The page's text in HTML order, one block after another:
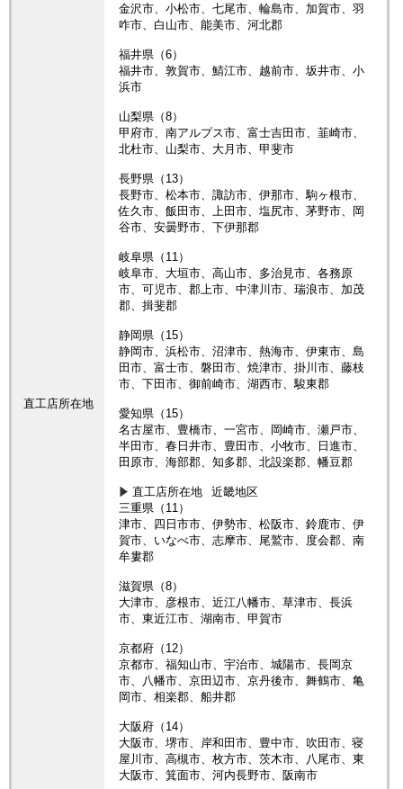
直工店所在地
金沢市、小松市、七尾市、輪島市、加賀市、羽
咋市、白山市、能美市、河北郡
福井県（6）
福井市、敦賀市、鯖江市、越前市、坂井市、小
浜市
山梨県（8）
甲府市、南アルプス市、富士吉田市、韮崎市、
北杜市、山梨市、大月市、甲斐市
長野県（13）
長野市、松本市、諏訪市、伊那市、駒ヶ根市、
佐久市、飯田市、上田市、塩尻市、茅野市、岡
谷市、安曇野市、下伊那郡
岐阜県（11）
岐阜市、大垣市、高山市、多治見市、各務原
市、可児市、郡上市、中津川市、瑞浪市、加茂
郡、揖斐郡
静岡県（15）
静岡市、浜松市、沼津市、熱海市、伊東市、島
田市、富士市、磐田市、焼津市、掛川市、藤枝
市、下田市、御前崎市、湖西市、駿東郡
愛知県（15）
名古屋市、豊橋市、一宮市、岡崎市、瀬戸市、
半田市、春日井市、豊田市、小牧市、日進市、
田原市、海部郡、知多郡、北設楽郡、幡豆郡
直工店所在地
近畿地区
三重県（11）
津市、四日市市、伊勢市、松阪市、鈴鹿市、伊
賀市、いなべ市、志摩市、尾鷲市、度会郡、南
牟婁郡
滋賀県（8）
大津市、彦根市、近江八幡市、草津市、長浜
市、東近江市、湖南市、甲賀市
京都府（12）
京都市、福知山市、宇治市、城陽市、長岡京
市、八幡市、京田辺市、京丹後市、舞鶴市、亀
岡市、相楽郡、船井郡
大阪府（14）
大阪市、堺市、岸和田市、豊中市、吹田市、寝
屋川市、高槻市、枚方市、茨木市、八尾市、東
大阪市、箕面市、河内長野市、阪南市